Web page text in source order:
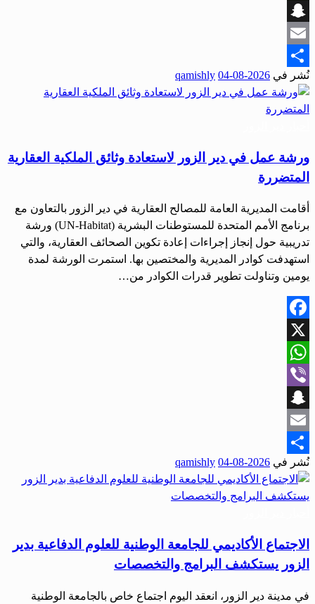
Viber
Snapchat
Email
Share
نُشر في 2026-08-04
qamishly
ورشة عمل في دير الزور لاستعادة وثائق الملكية العقارية
المتضررة
أقامت المديرية العامة للمصالح العقارية في دير الزور بالتعاون مع
برنامج الأمم المتحدة للمستوطنات البشرية (UN-Habitat) ورشة
تدريبية حول إنجاز إجراءات إعادة تكوين الصحائف العقارية، والتي
استهدفت كوادر المديرية والمختصين بها. استمرت الورشة لمدة
يومين وتناولت تطوير قدرات الكوادر من…
Facebook
X
WhatsApp
Viber
Snapchat
Email
Share
نُشر في 2026-08-04
qamishly
الاجتماع الأكاديمي للجامعة الوطنية للعلوم الدفاعية بدير
الزور يستكشف البرامج والتخصصات
في مدينة دير الزور، انعقد اليوم اجتماع خاص بالجامعة الوطنية